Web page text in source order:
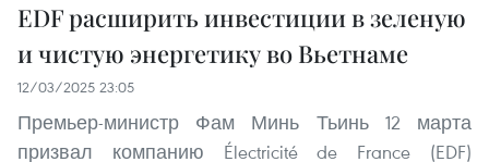
EDF расширить инвестиции в зеленую
и чистую энергетику во Вьетнаме
12/03/2025 23:05
Премьер-министр Фам Минь Тьинь 12 марта
призвал компанию Électricité de France (EDF)